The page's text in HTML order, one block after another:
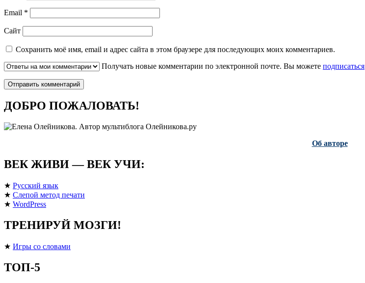
Email *
Сайт
Сохранить моё имя, email и адрес сайта в этом браузере для последующих моих комментариев.
Получать новые комментарии по электронной почте. Вы можете подписаться
ДОБРО ПОЖАЛОВАТЬ!
Об авторе
ВЕК ЖИВИ — ВЕК УЧИ:
★ Русский язык
★ Слепой метод печати
★ WordPress
ТРЕНИРУЙ МОЗГИ!
★ Игры со словами
ТОП-5